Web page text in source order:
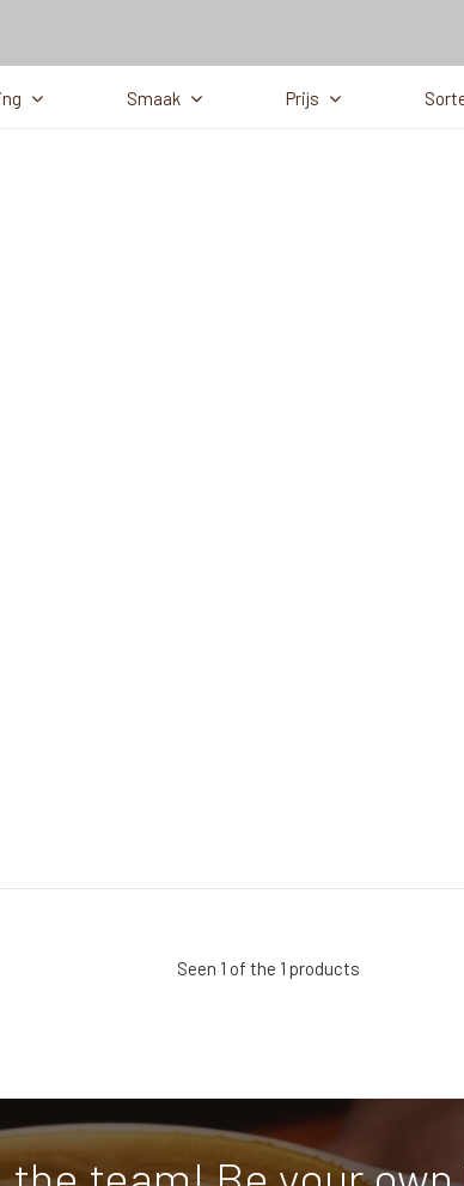
Smaak Prijs
Seen 1 of the 1 products